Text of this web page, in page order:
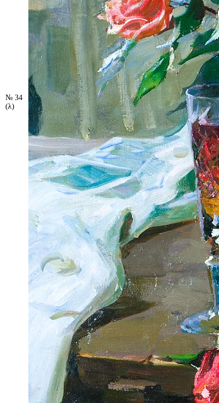
№ 34
(λ)